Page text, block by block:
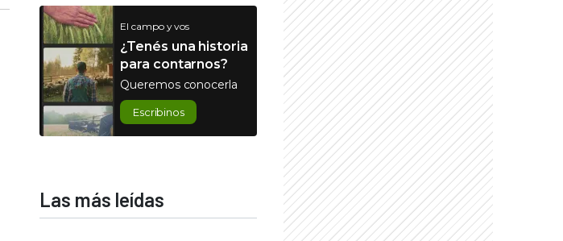
El campo y vos
¿Tenés una historia
para contarnos?
Queremos conocerla
Escribinos
Las más leídas